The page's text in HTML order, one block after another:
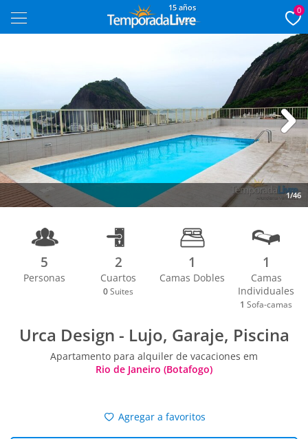
15 años 0
1/46
Next
5
Personas
2
Cuartos
0 Suites
1
Camas Dobles
1
Camas
Individuales
1 Sofa-camas
Urca Design - Lujo, Garaje, Piscina
Apartamento para alquiler de vacaciones em
Rio de Janeiro (Botafogo)
Agregar a favoritos